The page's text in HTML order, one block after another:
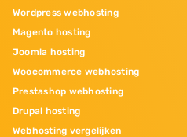
Wordpress webhosting
Magento hosting
Joomla hosting
Woocommerce webhosting
Prestashop webhosting
Drupal hosting
Webhosting vergelijken